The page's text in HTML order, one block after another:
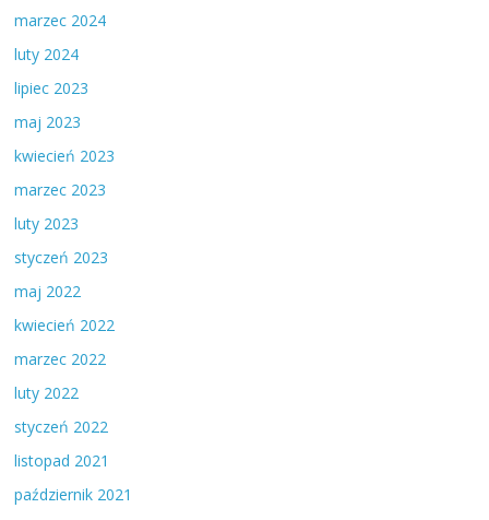
marzec 2024
luty 2024
lipiec 2023
maj 2023
kwiecień 2023
marzec 2023
luty 2023
styczeń 2023
maj 2022
kwiecień 2022
marzec 2022
luty 2022
styczeń 2022
listopad 2021
październik 2021